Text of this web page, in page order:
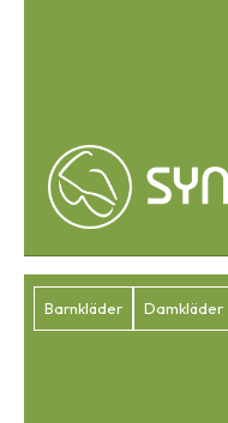
Barnkläder Damkläder